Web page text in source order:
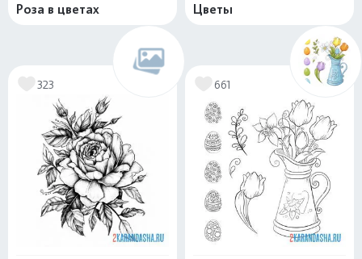
Роза в цветах Цветы
323 661